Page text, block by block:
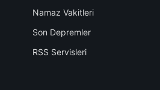
Namaz Vakitleri
Son Depremler
RSS Servisleri